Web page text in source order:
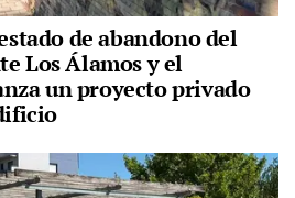
de abandono del
Los Álamos y el
un proyecto privado